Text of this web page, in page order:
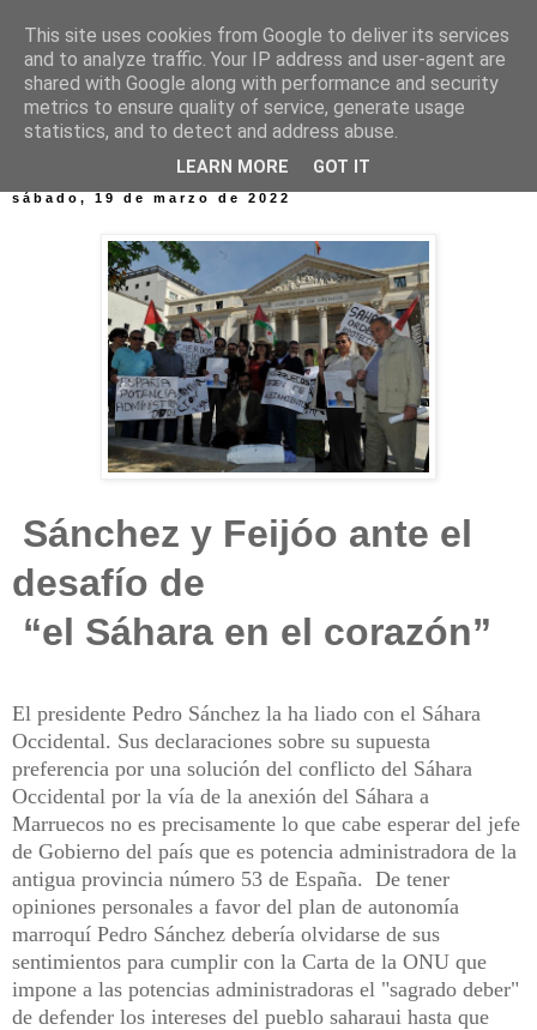
sábado, 19 de marzo de 2022
Sánchez y Feijóo ante el
desafío de
“el Sáhara en el corazón”
El presidente Pedro Sánchez la ha liado con el Sáhara
Occidental. Sus declaraciones sobre su supuesta
preferencia por una solución del conflicto del Sáhara
Occidental por la vía de la anexión del Sáhara a
Marruecos no es precisamente lo que cabe esperar del jefe
de Gobierno del país que es potencia administradora de la
antigua provincia número 53 de España. De tener
opiniones personales a favor del plan de autonomía
marroquí Pedro Sánchez debería olvidarse de sus
sentimientos para cumplir con la Carta de la ONU que
impone a las potencias administradoras el "sagrado deber"
de defender los intereses del pueblo saharaui hasta que
This site uses cookies from Google to deliver its services
and to analyze traffic. Your IP address and user-agent are
shared with Google along with performance and security
metrics to ensure quality of service, generate usage
statistics, and to detect and address abuse.
LEARN MORE GOT IT